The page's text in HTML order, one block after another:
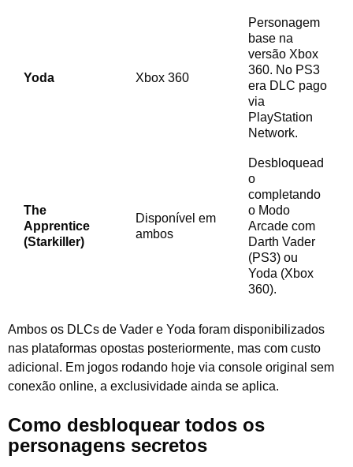
Yoda Xbox 360
Personagem
base na
versão Xbox
360. No PS3
era DLC pago
via
PlayStation
Network.
The
Apprentice
(Starkiller)
Disponível em
ambos
Desbloquead
o
completando
o Modo
Arcade com
Darth Vader
(PS3) ou
Yoda (Xbox
360).
Ambos os DLCs de Vader e Yoda foram disponibilizados
nas plataformas opostas posteriormente, mas com custo
adicional. Em jogos rodando hoje via console original sem
conexão online, a exclusividade ainda se aplica.
Como desbloquear todos os
personagens secretos